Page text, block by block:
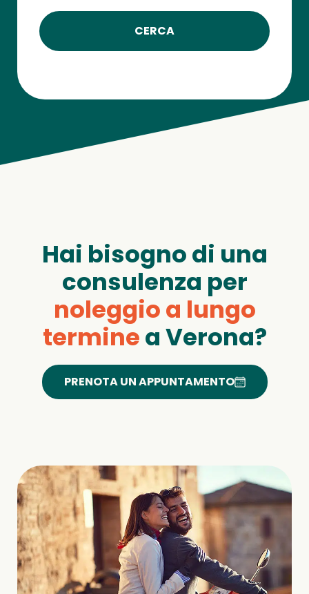
CERCA
Hai bisogno di una
consulenza per
noleggio a lungo
terminea Verona?
PRENOTA UN APPUNTAMENTO